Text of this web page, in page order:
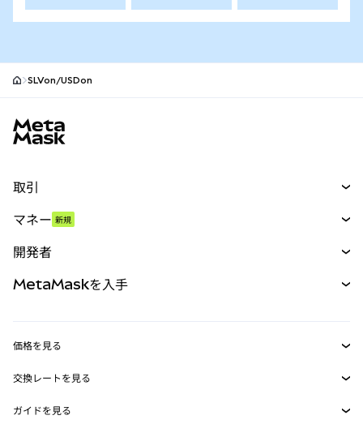
SLVon/USDon
取引
パーペチュアル
RWA
マネー 新規
開発者
MetaMask Connect
Snaps
MetaMaskを入手
セキュリティ
価格を見る
イーサリアムの価格
Solanaの価格
交換レートを見る
ETH→USD
ガイドを見る